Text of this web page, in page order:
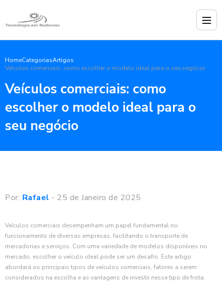
HomeCategoriasArtigos
Veículos comerciais: como escolher o modelo ideal para o seu negócio
Veículos comerciais: como
escolher o modelo ideal para o
seu negócio
Por: Rafael - 25 de Janeiro de 2025
Veículos comerciais desempenham um papel fundamental no
funcionamento de diversas empresas, facilitando o transporte de
mercadorias e serviços. Com uma variedade de modelos disponíveis no
mercado, escolher o veículo ideal pode ser um desafio. Este artigo
abordará os principais tipos de veículos comerciais, fatores a serem
considerados na escolha e as vantagens de investir nesse tipo de frota,